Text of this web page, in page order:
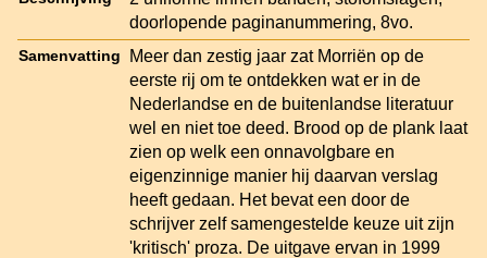
doorlopende paginanummering, 8vo.
Samenvatting
Meer dan zestig jaar zat Morriën op de
eerste rij om te ontdekken wat er in de
Nederlandse en de buitenlandse literatuur
wel en niet toe deed. Brood op de plank laat
zien op welk een onnavolgbare en
eigenzinnige manier hij daarvan verslag
heeft gedaan. Het bevat een door de
schrijver zelf samengestelde keuze uit zijn
'kritisch' proza. De uitgave ervan in 1999